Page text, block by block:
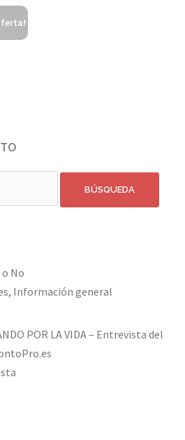
No
Información general
POR LA VIDA – Entrevista del